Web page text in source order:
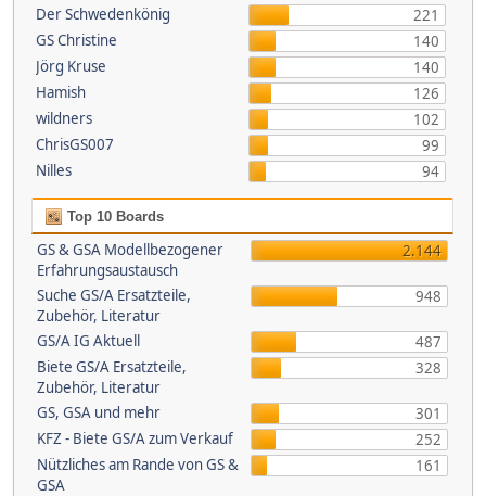
Der Schwedenkönig
221
GS Christine
140
Jörg Kruse
140
Hamish
126
wildners
102
ChrisGS007
99
Nilles
94
Top 10 Boards
GS & GSA Modellbezogener
Erfahrungsaustausch
2.144
Suche GS/A Ersatzteile,
Zubehör, Literatur
948
GS/A IG Aktuell
487
Biete GS/A Ersatzteile,
Zubehör, Literatur
328
GS, GSA und mehr
301
KFZ - Biete GS/A zum Verkauf
252
Nützliches am Rande von GS &
GSA
161